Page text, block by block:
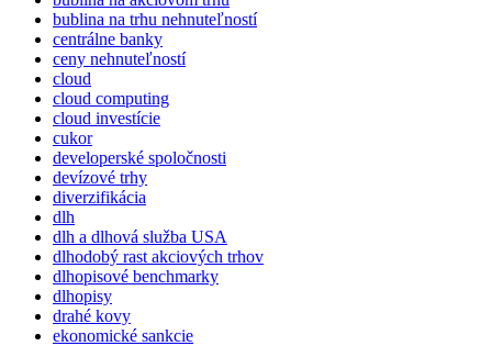
bublina na trhu nehnuteľností
centrálne banky
ceny nehnuteľností
cloud
cloud computing
cloud investície
cukor
developerské spoločnosti
devízové trhy
diverzifikácia
dlh
dlh a dlhová služba USA
dlhodobý rast akciových trhov
dlhopisové benchmarky
dlhopisy
drahé kovy
ekonomické sankcie